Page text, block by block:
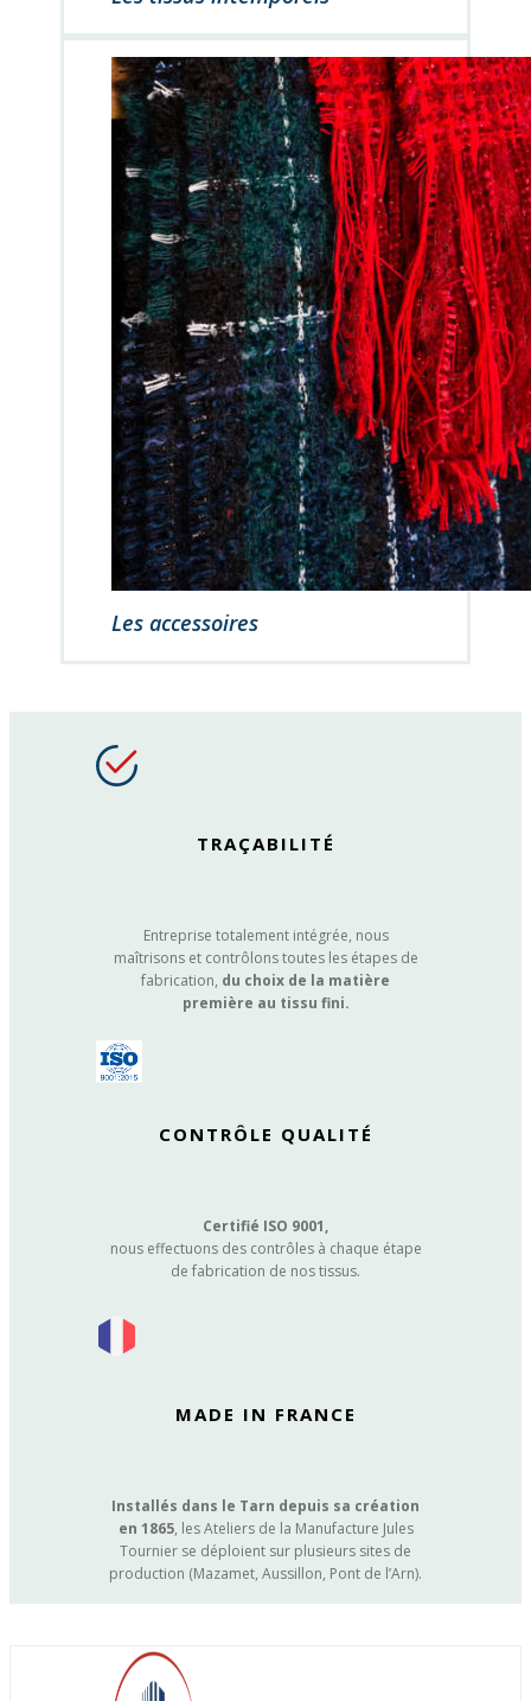
Les accessoires
TRAÇABILITÉ
Entreprise totalement intégrée, nous
maîtrisons et contrôlons toutes les étapes de
fabrication, du choix de la matière
première au tissu fini.
CONTRÔLE QUALITÉ
Certifié ISO 9001,
nous effectuons des contrôles à chaque étape
de fabrication de nos tissus.
MADE IN FRANCE
Installés dans le Tarn depuis sa création
en 1865, les Ateliers de la Manufacture Jules
Tournier se déploient sur plusieurs sites de
production (Mazamet, Aussillon, Pont de l’Arn).